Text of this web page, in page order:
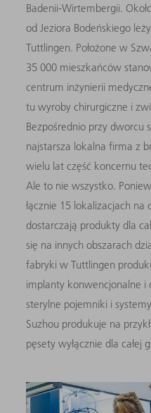
Badenii-Wirtembergii.
od Jeziora Bodeńskiego
Tuttlingen. Położone w
35 000 mieszkańców
centrum inżynierii
tu wyroby chirurgiczne i
Bezpośrednio przy dworcu
najstarsza lokalna firma z
wielu lat część koncernu
Ale to nie wszystko.
łącznie 15 lokalizacjach na
dostarczają produkty dla
się na innych obszarach
fabryki w Tuttlingen
implanty konwencjonalne
sterylne pojemniki i
Suzhou produkuje na
pęsety wyłącznie dla całej